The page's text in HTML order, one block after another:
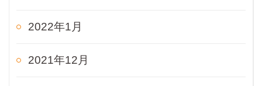
2022年1月
2021年12月